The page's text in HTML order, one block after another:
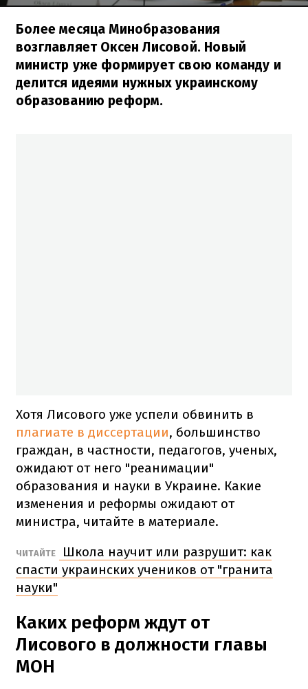
Более месяца Минобразования
возглавляет Оксен Лисовой. Новый
министр уже формирует свою команду и
делится идеями нужных украинскому
образованию реформ.
Хотя Лисового уже успели обвинить в
плагиате в диссертации, большинство
граждан, в частности, педагогов, ученых,
ожидают от него "реанимации"
образования и науки в Украине. Какие
изменения и реформы ожидают от
министра, читайте в материале.
ЧИТАЙТЕ
Школа научит или разрушит: как
спасти украинских учеников от "гранита
науки"
Каких реформ ждут от
Лисового в должности главы
МОН